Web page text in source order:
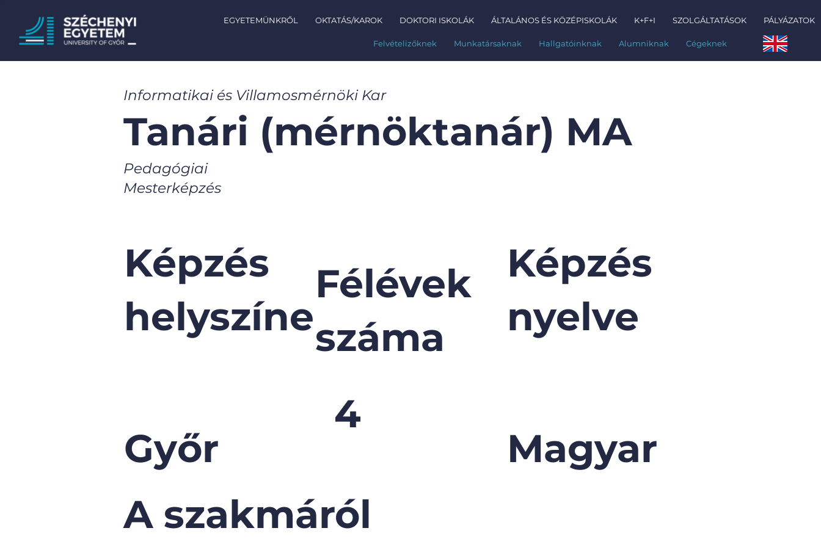
Felvételizőknek Munkatársaknak Hallgatóinknak Alumniknak Cégeknek
EGYETEMÜNKRŐL OKTATÁS/KAROK DOKTORI ISKOLÁK ÁLTALÁNOS ÉS KÖZÉPISKOLÁK K+F+I SZOLGÁLTATÁSOK PÁLYÁZATOK
Tanári (mérnöktanár) MA
Pedagógiai
Mesterképzés
Informatikai és Villamosmérnöki Kar
Képzés
helyszíne
Győr
Félévek
száma
4
Képzés
nyelve
Magyar
A szakmáról